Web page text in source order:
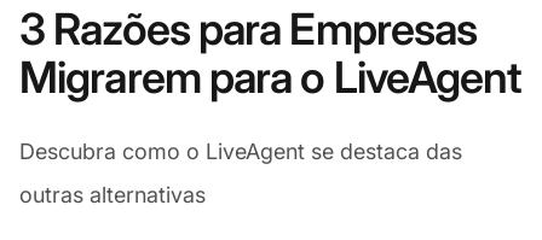
3 Razões para Empresas
Migrarem para o LiveAgent
Descubra como o LiveAgent se destaca das
outras alternativas